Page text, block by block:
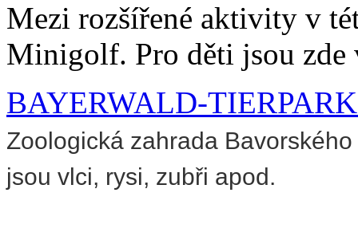
Mezi rozšířené aktivity v
Minigolf. Pro děti jsou zde
BAYERWALD-
Zoologická zahrada
jsou vlci, rysi, zubři apod.